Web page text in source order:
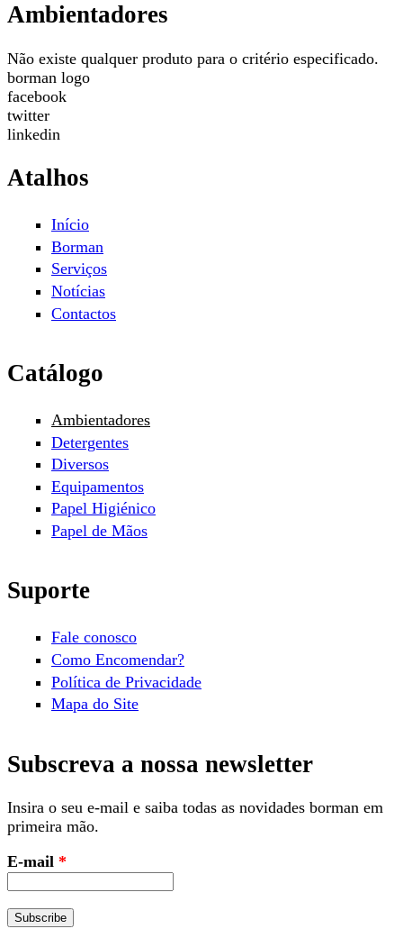
Ambientadores
Não existe qualquer produto para o critério especificado.
borman logo
facebook
twitter
linkedin
Atalhos
Início
Borman
Serviços
Notícias
Contactos
Catálogo
Ambientadores
Detergentes
Diversos
Equipamentos
Papel Higiénico
Papel de Mãos
Suporte
Fale conosco
Como Encomendar?
Política de Privacidade
Mapa do Site
Subscreva a nossa newsletter
Insira o seu e-mail e saiba todas as novidades borman em
primeira mão.
E-mail *